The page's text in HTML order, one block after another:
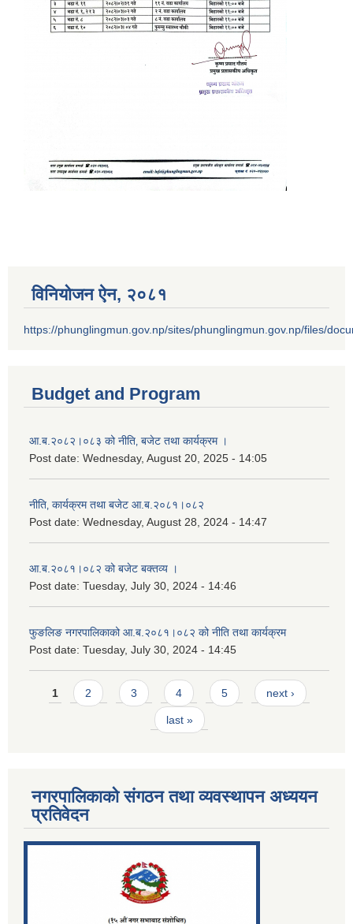
विनियोजन ऐन‚ २०८१
https://phunglingmun.gov.np/sites/phunglingmun.gov.np/files/
Budget and Program
आ.ब.२०८२।०८३ को नीति‚ बजेट तथा कार्यक्रम ।
Post date: Wednesday, August 20, 2025 - 14:05
नीति‚ कार्यक्रम तथा बजेट आ.ब.२०८१।०८२
Post date: Wednesday, August 28, 2024 - 14:47
आ.ब.२०८१।०८२ को बजेट बक्तव्य ।
Post date: Tuesday, July 30, 2024 - 14:46
फुङलिङ नगरपालिकाको आ.ब.२०८१।०८२ को नीति तथा कार्यक्रम
Post date: Tuesday, July 30, 2024 - 14:45
Pages
1 2 3 4 5 next ›
last »
नगरपालिकाको संगठन तथा व्यवस्थापन अध्ययन
प्रतिवेदन